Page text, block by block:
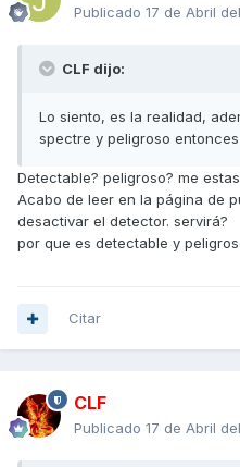
Publicado 17 de Abril
CLF dijo:
Lo siento, es la realidad,
spectre y peligroso entonces
Detectable? peligroso? me
Acabo de leer en la página de
desactivar el detector. servirá?
por que es detectable y
Citar
CLF
Publicado 17 de Abril